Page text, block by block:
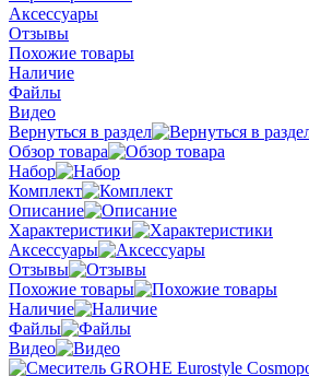
Аксессуары
Отзывы
Похожие товары
Наличие
Файлы
Видео
Вернуться в раздел
Обзор товара
Набор
Комплект
Описание
Характеристики
Аксессуары
Отзывы
Похожие товары
Наличие
Файлы
Видео